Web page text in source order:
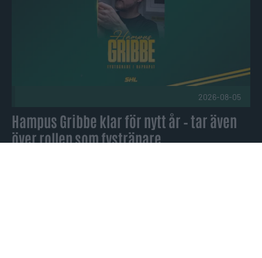
2026-08-05
Hampus Gribbe klar för nytt år – tar även
över rollen som fystränare